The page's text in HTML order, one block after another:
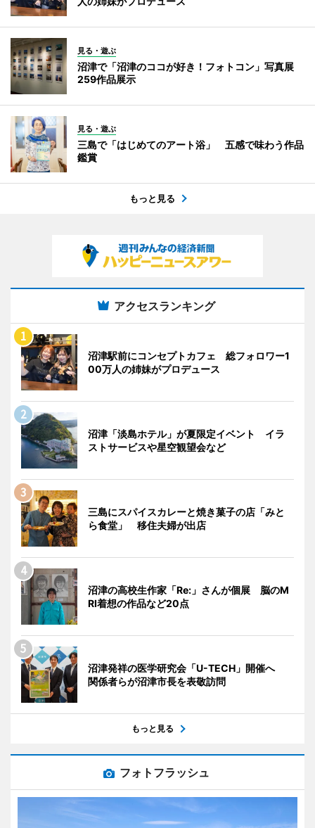
見る・遊ぶ
沼津で「沼津のココが好き！フォトコン」写真展
259作品展示
見る・遊ぶ
三島で「はじめてのアート浴」 五感で味わう作品
鑑賞
もっと見る
アクセスランキング
沼津駅前にコンセプトカフェ 総フォロワー1
00万人の姉妹がプロデュース
沼津「淡島ホテル」が夏限定イベント イラ
ストサービスや星空観望会など
三島にスパイスカレーと焼き菓子の店「みと
ら食堂」 移住夫婦が出店
沼津の高校生作家「Re:」さんが個展 脳のM
RI着想の作品など20点
沼津発祥の医学研究会「U-TECH」開催へ
関係者らが沼津市長を表敬訪問
もっと見る
フォトフラッシュ